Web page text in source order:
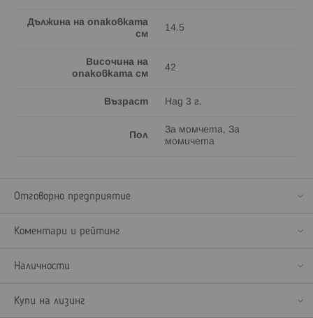
Дължина на опаковката
см
14.5
Височина на
опаковката см
42
Възраст Над 3 г.
Пол
За момчета, За
момичета
Отговорно предприятие
Коментари и рейтинг
Наличности
Купи на лизинг